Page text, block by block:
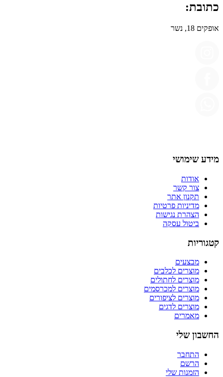
כתובת:
אופקים 18, נשר
מידע שימושי
אודות
צור קשר
תקנון אתר
מדיניות פרטיות
הצהרת נגישות
ביטול עסקה
קטגוריות
מבצעים
מוצרים לכלבים
מוצרים לחתולים
מוצרים למכרסמים
מוצרים לציפורים
מוצרים לדגים
מאמרים
החשבון שלי
התחבר
הרשם
הזמנות שלי